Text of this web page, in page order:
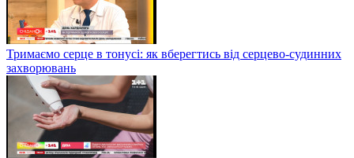
Тримаємо серце в тонусі: як вберегтись від серцево-судинних
захворювань